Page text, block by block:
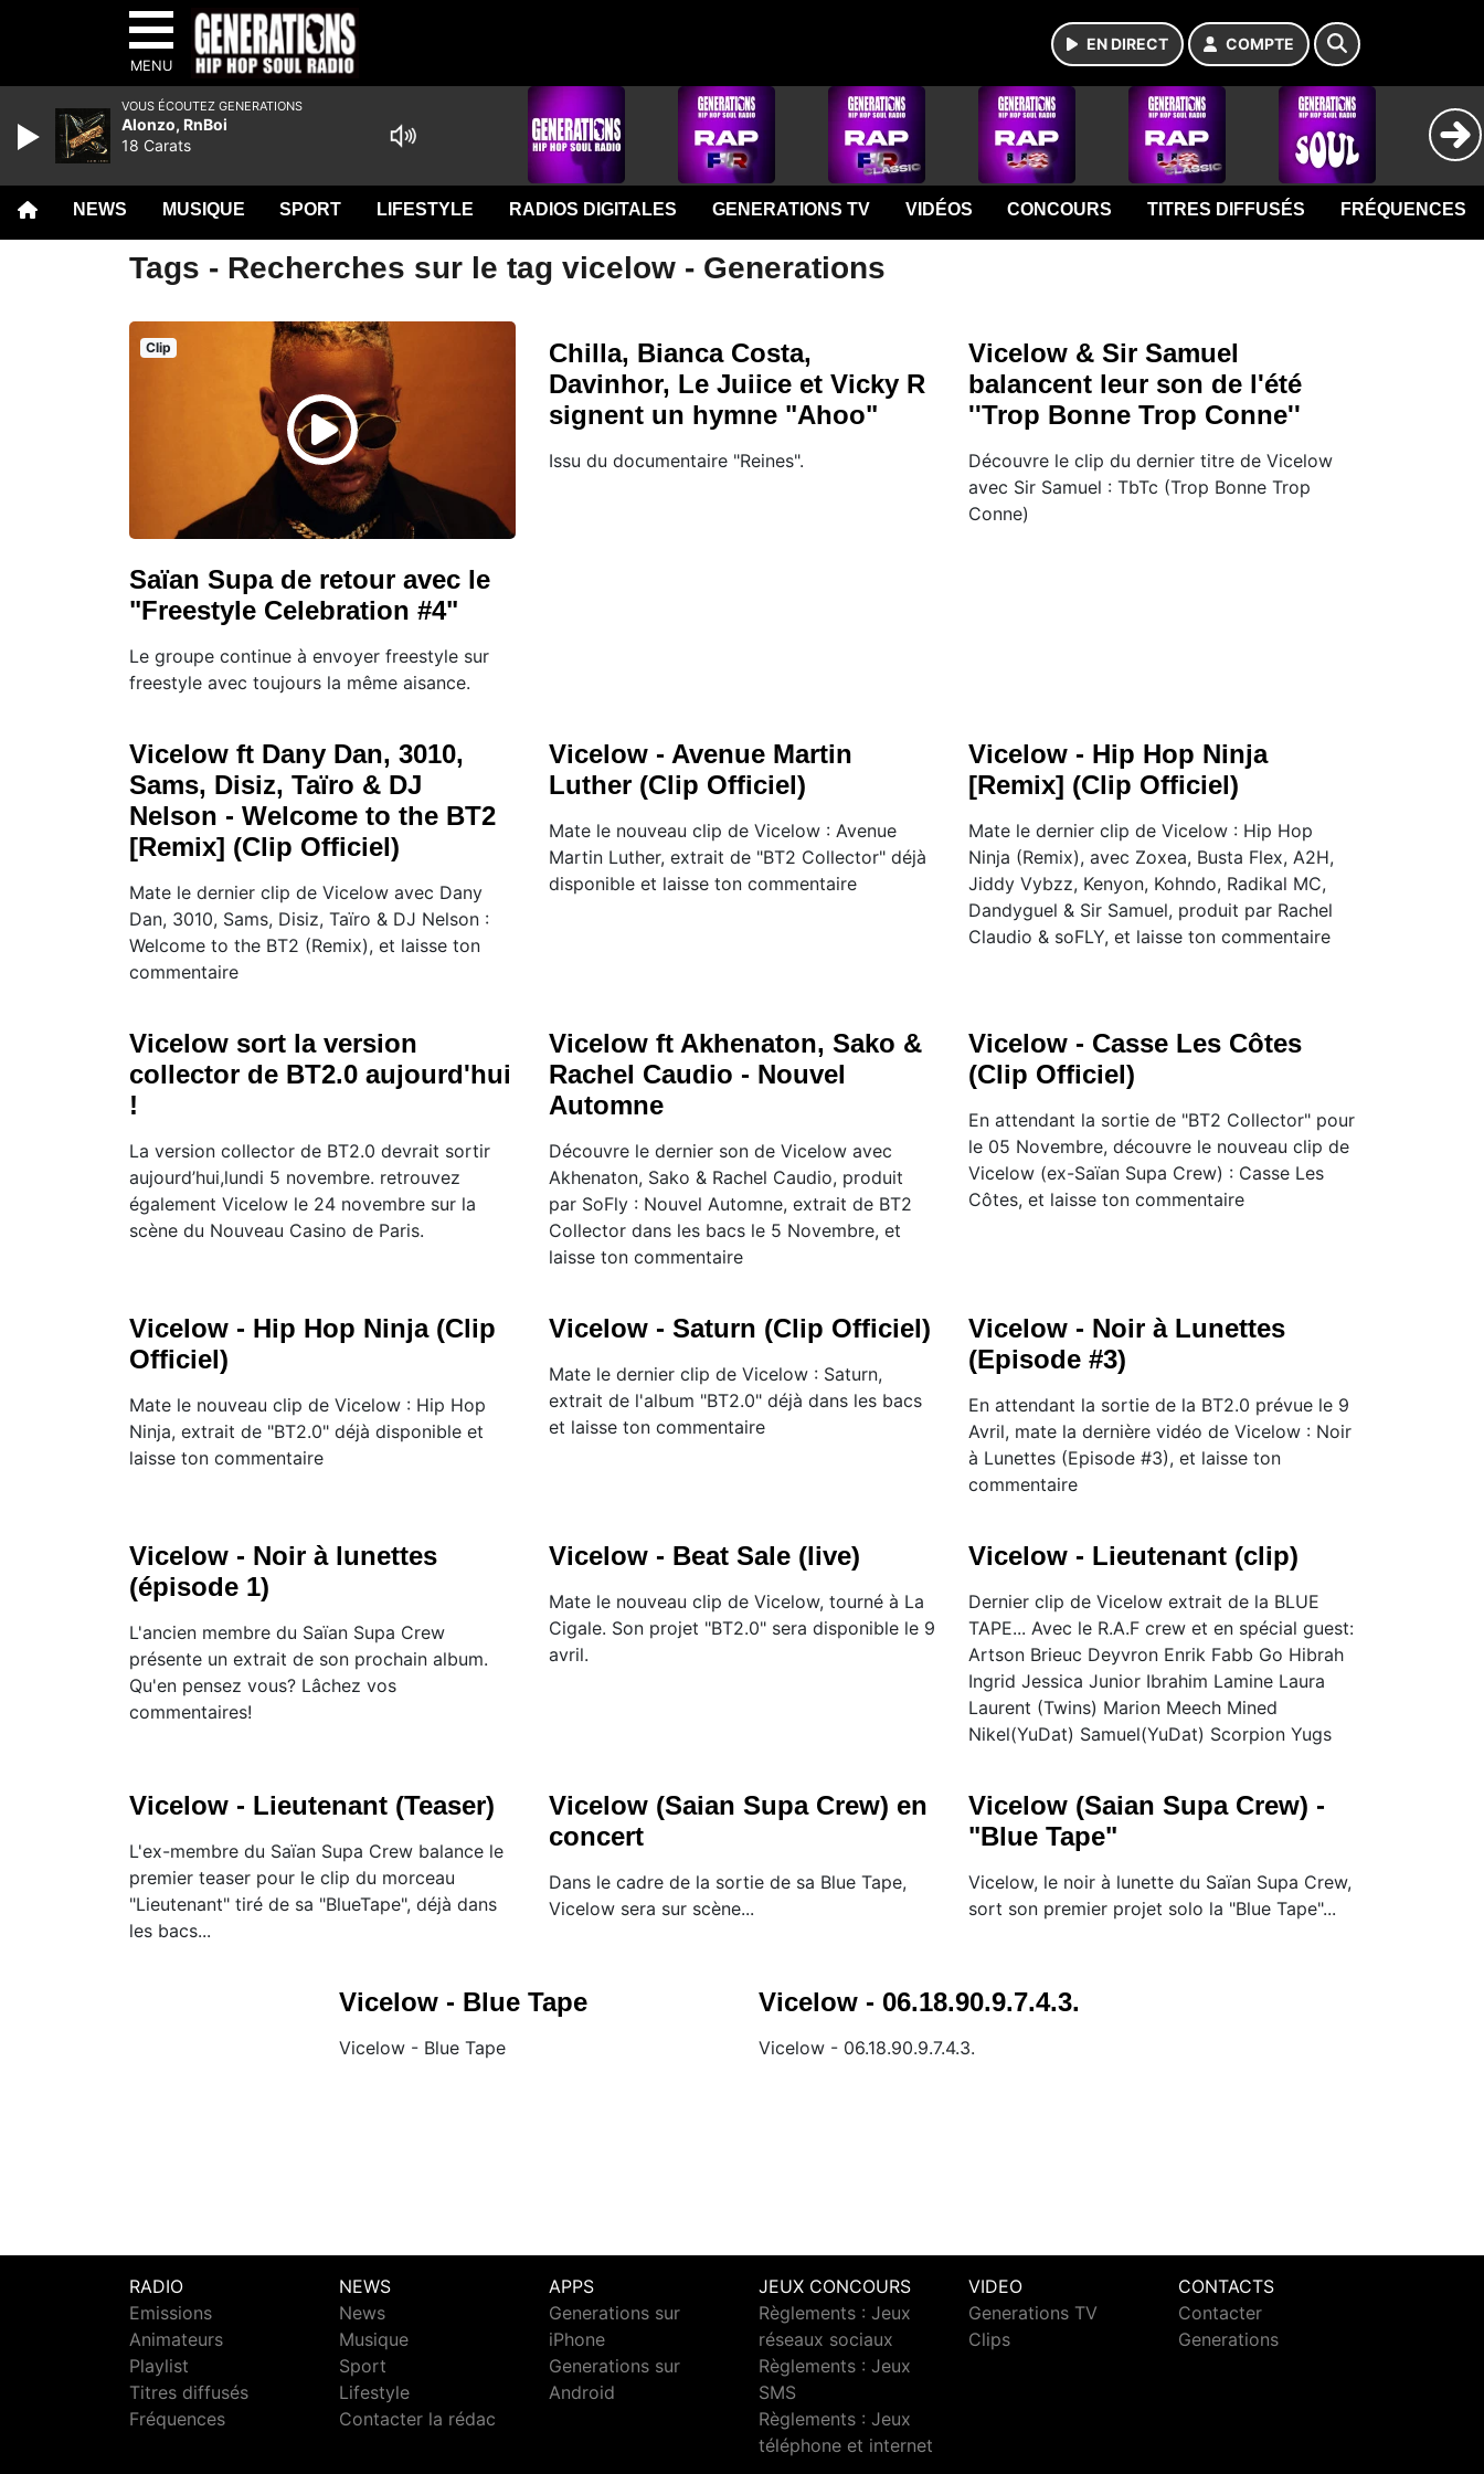
MENU
EN DIRECT COMPTE
NEWS MUSIQUE SPORT LIFESTYLE RADIOS DIGITALES GENERATIONS TV VIDÉOS CONCOURS TITRES DIFFUSÉS FRÉQUENCES
Tags - Recherches sur le tag vicelow - Generations
Clip
Saïan Supa de retour avec le
"Freestyle Celebration #4"
Le groupe continue à envoyer freestyle sur
freestyle avec toujours la même aisance.
Chilla, Bianca Costa,
Davinhor, Le Juiice et Vicky R
signent un hymne "Ahoo"
Issu du documentaire "Reines".
Vicelow & Sir Samuel
balancent leur son de l'été
''Trop Bonne Trop Conne''
Découvre le clip du dernier titre de Vicelow
avec Sir Samuel : TbTc (Trop Bonne Trop
Conne)
Vicelow ft Dany Dan, 3010,
Sams, Disiz, Taïro & DJ
Nelson - Welcome to the BT2
[Remix] (Clip Officiel)
Mate le dernier clip de Vicelow avec Dany
Dan, 3010, Sams, Disiz, Taïro & DJ Nelson :
Welcome to the BT2 (Remix), et laisse ton
commentaire
Vicelow - Avenue Martin
Luther (Clip Officiel)
Mate le nouveau clip de Vicelow : Avenue
Martin Luther, extrait de "BT2 Collector" déjà
disponible et laisse ton commentaire
Vicelow - Hip Hop Ninja
[Remix] (Clip Officiel)
Mate le dernier clip de Vicelow : Hip Hop
Ninja (Remix), avec Zoxea, Busta Flex, A2H,
Jiddy Vybzz, Kenyon, Kohndo, Radikal MC,
Dandyguel & Sir Samuel, produit par Rachel
Claudio & soFLY, et laisse ton commentaire
Vicelow sort la version
collector de BT2.0 aujourd'hui
!
La version collector de BT2.0 devrait sortir
aujourd’hui,lundi 5 novembre. retrouvez
également Vicelow le 24 novembre sur la
scène du Nouveau Casino de Paris.
Vicelow ft Akhenaton, Sako &
Rachel Caudio - Nouvel
Automne
Découvre le dernier son de Vicelow avec
Akhenaton, Sako & Rachel Caudio, produit
par SoFly : Nouvel Automne, extrait de BT2
Collector dans les bacs le 5 Novembre, et
laisse ton commentaire
Vicelow - Casse Les Côtes
(Clip Officiel)
En attendant la sortie de "BT2 Collector" pour
le 05 Novembre, découvre le nouveau clip de
Vicelow (ex-Saïan Supa Crew) : Casse Les
Côtes, et laisse ton commentaire
Vicelow - Hip Hop Ninja (Clip
Officiel)
Mate le nouveau clip de Vicelow : Hip Hop
Ninja, extrait de "BT2.0" déjà disponible et
laisse ton commentaire
Vicelow - Saturn (Clip Officiel)
Mate le dernier clip de Vicelow : Saturn,
extrait de l'album "BT2.0" déjà dans les bacs
et laisse ton commentaire
Vicelow - Noir à Lunettes
(Episode #3)
En attendant la sortie de la BT2.0 prévue le 9
Avril, mate la dernière vidéo de Vicelow : Noir
à Lunettes (Episode #3), et laisse ton
commentaire
Vicelow - Noir à lunettes
(épisode 1)
L'ancien membre du Saïan Supa Crew
présente un extrait de son prochain album.
Qu'en pensez vous? Lâchez vos
commentaires!
Vicelow - Beat Sale (live)
Mate le nouveau clip de Vicelow, tourné à La
Cigale. Son projet "BT2.0" sera disponible le 9
avril.
Vicelow - Lieutenant (clip)
Dernier clip de Vicelow extrait de la BLUE
TAPE... Avec le R.A.F crew et en spécial guest:
Artson Brieuc Deyvron Enrik Fabb Go Hibrah
Ingrid Jessica Junior Ibrahim Lamine Laura
Laurent (Twins) Marion Meech Mined
Nikel(YuDat) Samuel(YuDat) Scorpion Yugs
Vicelow - Lieutenant (Teaser)
L'ex-membre du Saïan Supa Crew balance le
premier teaser pour le clip du morceau
"Lieutenant" tiré de sa "BlueTape", déjà dans
les bacs...
Vicelow (Saian Supa Crew) en
concert
Dans le cadre de la sortie de sa Blue Tape,
Vicelow sera sur scène...
Vicelow (Saian Supa Crew) -
"Blue Tape"
Vicelow, le noir à lunette du Saïan Supa Crew,
sort son premier projet solo la "Blue Tape"...
Vicelow - Blue Tape
Vicelow - Blue Tape
Vicelow - 06.18.90.9.7.4.3.
Vicelow - 06.18.90.9.7.4.3.
RADIO
Emissions
Animateurs
Playlist
Titres diffusés
Fréquences
NEWS
News
Musique
Sport
Lifestyle
Contacter la rédac
APPS
Generations sur
iPhone
Generations sur
Android
JEUX CONCOURS
Règlements : Jeux
réseaux sociaux
Règlements : Jeux
SMS
Règlements : Jeux
téléphone et internet
VIDEO
Generations TV
Clips
CONTACTS
Contacter
Generations
VOUS ÉCOUTEZ GENERATIONS
Alonzo, RnBoi
18 Carats